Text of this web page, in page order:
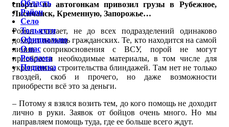
спорта по автогонкам привозил грузы в Рубежное,
Лисичанск, Кременную, Запорожье…
Роман считает, не до всех подразделений одинаково
доходит помощь гражданских. Те, кто находится на самой
линии соприкосновения с ВСУ, порой не могут
приобрести необходимые материалы, в том числе для
укрепления, строительства блиндажей. Там нет не только
гвоздей, скоб и прочего, но даже возможности
приобрести всё это за деньги.
– Потому я взялся возить тем, до кого помощь не доходит
лично в руки. Заявок от бойцов очень много. Но мы
направляем помощь туда, где ее больше всего ждут.
Область
Район
Село
Тольятти
Официально
О нас
Реклама
Подписка